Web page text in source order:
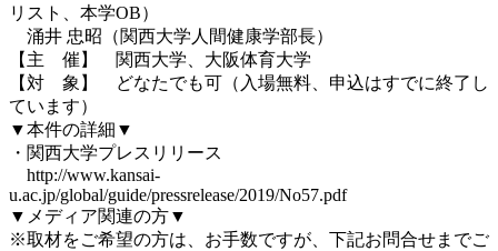
リスト、本学OB）
涌井 忠昭（関西大学人間健康学部長）
【主 催】 関西大学、大阪体育大学
【対 象】 どなたでも可（入場無料、申込はすでに終了し
ています）
▼本件の詳細▼
・関西大学プレスリリース
http://www.kansai-
u.ac.jp/global/guide/pressrelease/2019/No57.pdf
▼メディア関連の方▼
※取材をご希望の方は、お手数ですが、下記お問合せまでご